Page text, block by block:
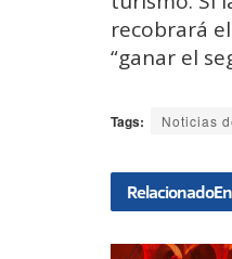
recobrará
“ganar el
Tags: Noticias
Relacionado